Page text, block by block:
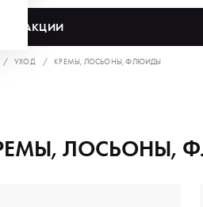
АКЦИИ
УХОД КРЕМЫ, ЛОСЬОНЫ, ФЛЮИДЫ
ЛОСЬОНЫ,